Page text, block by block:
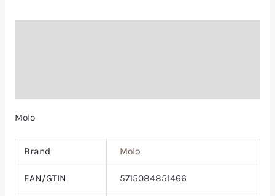
Molo
Brand Molo
EAN/GTIN 5715084851466